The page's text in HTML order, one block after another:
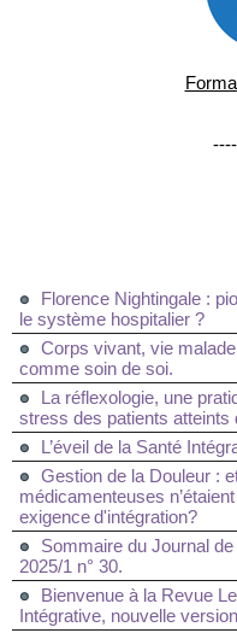
Florence Nightingale :
le système hospitalier ?
Corps vivant, vie
comme soin de soi.
La réflexologie, une
stress des patients atteints
L’éveil de la Santé
Gestion de la Douleur :
médicamenteuses
exigence d'intégration?
Sommaire du Journal
2025/1 n° 30.
Bienvenue à la Revue
Intégrative, nouvelle